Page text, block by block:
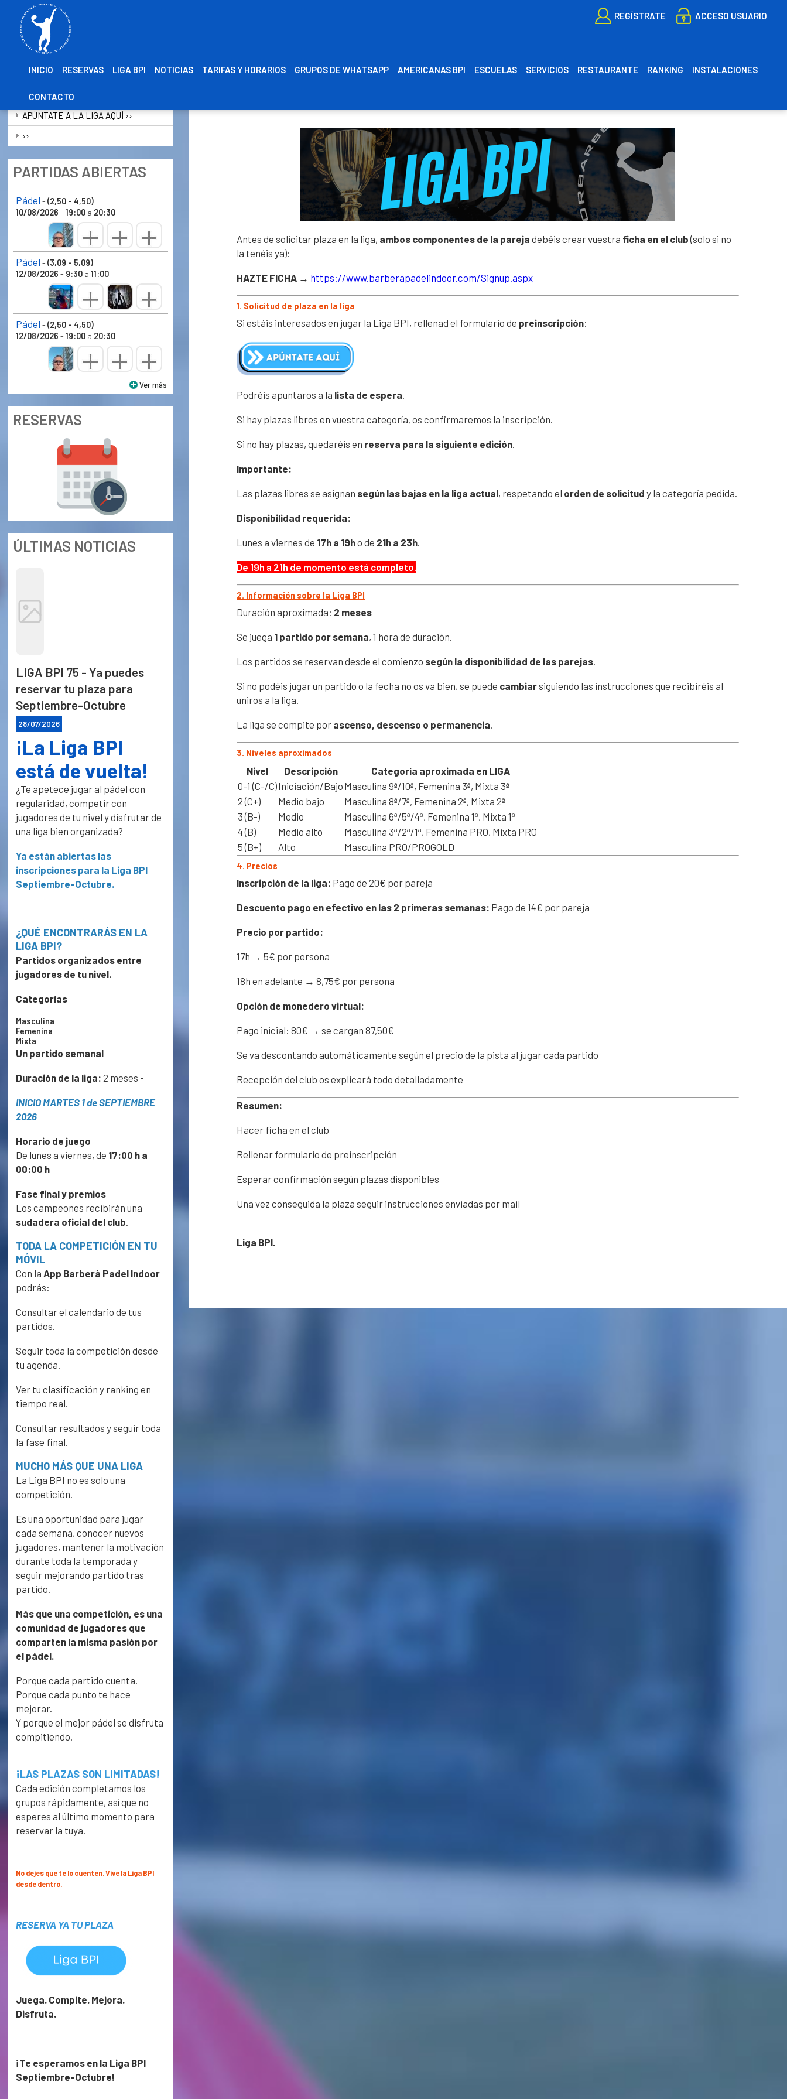
REGÍSTRATE ACCESO USUARIO
INICIO RESERVAS LIGA BPI NOTICIAS TARIFAS Y HORARIOS GRUPOS DE WHATSAPP AMERICANAS BPI ESCUELAS SERVICIOS RESTAURANTE RANKING INSTALACIONES
CONTACTO
INFO LIGA
APÚNTATE A LA LIGA AQUÍ ››
››
PARTIDAS ABIERTAS
Pádel -(2,50 - 4,50)
10/08/2026 -19:00 a 20:30
Pádel -(3,09 - 5,09)
12/08/2026 - 9:30 a11:00
Pádel -(2,50 - 4,50)
12/08/2026 -19:00 a 20:30
Ver más
RESERVAS
ÚLTIMAS NOTICIAS
LIGA BPI 75 - Ya puedes
reservar tu plaza para
Septiembre-Octubre
28/07/2026
¡La Liga BPI
está de vuelta!
¿Te apetece jugar al pádel con
regularidad, competir con
jugadores de tu nivel y disfrutar de
una liga bien organizada?
Ya están abiertas las
inscripciones para la Liga BPI
Septiembre-Octubre.
¿QUÉ ENCONTRARÁS EN LA
LIGA BPI?
Partidos organizados entre
jugadores de tu nivel.
Categorías
Masculina
Femenina
Mixta
Un partido semanal
Duración de la liga: 2 meses -
INICIO MARTES 1 de SEPTIEMBRE
2026
Horario de juego
De lunes a viernes, de 17:00 h a
00:00 h
Fase final y premios
Los campeones recibirán una
sudadera oficial del club.
TODA LA COMPETICIÓN EN TU
MÓVIL
Con laApp Barberà Padel Indoor
podrás:
Consultar el calendario de tus
partidos.
Seguir toda la competición desde
tu agenda.
Ver tu clasificación y ranking en
tiempo real.
Consultar resultados y seguir toda
la fase final.
MUCHO MÁS QUE UNA LIGA
La Liga BPI no es solo una
competición.
Es una oportunidad para jugar
cada semana, conocer nuevos
jugadores, mantener la motivación
durante toda la temporada y
seguir mejorando partido tras
partido.
Más que una competición, es una
comunidad de jugadores que
comparten la misma pasión por
el pádel.
Porque cada partido cuenta.
Porque cada punto te hace
mejorar.
Y porque el mejor pádel se disfruta
compitiendo.
¡LAS PLAZAS SON LIMITADAS!
Cada edición completamos los
grupos rápidamente, así que no
esperes al último momento para
reservar la tuya.
No dejes que te lo cuenten. Vive la Liga BPI
desde dentro.
RESERVA YA TU PLAZA
Juega. Compite. Mejora.
Disfruta.
¡Te esperamos en la Liga BPI
Septiembre-Octubre!
Antes de solicitar plaza en la liga, ambos componentes de la pareja debéis crear vuestra ficha en el club(solo si no
la tenéis ya):
HAZTE FICHA → https://www.barberapadelindoor.com/Signup.aspx
1. Solicitud de plaza en la liga
Si estáis interesados en jugar la Liga BPI, rellenad el formulario de preinscripción:
Podréis apuntaros a la lista de espera
Si hay plazas libres en vuestra categoría, os confirmaremos la inscripción.
Si no hay plazas, quedaréis en reserva para la siguiente edición
Importante:
Las plazas libres se asignan según las bajas en la liga actual, respetando el orden de solicitud y la categoría pedida.
Disponibilidad requerida:
Lunes a viernes de 17h a 19ho de 21h a 23h
De 19h a 21h de momento está completo
2. Información sobre la Liga BPI
Duración aproximada: 2 meses
Se juega 1 partido por semana, 1 hora de duración.
Los partidos se reservan desde el comienzo según la disponibilidad de las parejas
Si no podéis jugar un partido o la fecha no os va bien, se puede cambiarsiguiendo las instrucciones que recibiréis al
uniros a la liga.
La liga se compite por ascenso, descenso o permanencia
3. Niveles aproximados
Nivel Descripción
Categoría aproximada en LIGA
0-1 (C-/C)Iniciación/Bajo Masculina 9ª/10ª, Femenina 3ª, Mixta 3ª
2 (C+)
Medio bajo
Masculina 8ª/7ª, Femenina 2ª, Mixta 2ª
3 (B-)
Medio
Masculina 6ª/5ª/4ª, Femenina 1ª, Mixta 1ª
4 (B)
Medio alto
Masculina 3ª/2ª/1ª, Femenina PRO, Mixta PRO
5 (B+)
Alto Masculina PRO/PROGOLD
4. Precios
Inscripción de la liga: Pago de 20€ por pareja
Descuento pago en efectivo en las 2 primeras semanas: Pago de 14€ por pareja
Precio por partido:
17h → 5€ por persona
18h en adelante → 8,75€ por persona
Opción de monedero virtual:
Pago inicial: 80€ → se cargan 87,50€
Se va descontando automáticamente según el precio de la pista al jugar cada partido
Recepción del club os explicará todo detalladamente
Resumen:
Hacer ficha en el club
Rellenar formulario de preinscripción
Esperar confirmación según plazas disponibles
Una vez conseguida la plaza seguir instrucciones enviadas por mail
Liga BPI.